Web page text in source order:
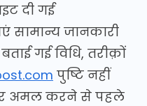
दी गई
सामान्य जानकारी
गई विधि, तरीक़ों
पुष्टि नहीं
अमल करने से पहले